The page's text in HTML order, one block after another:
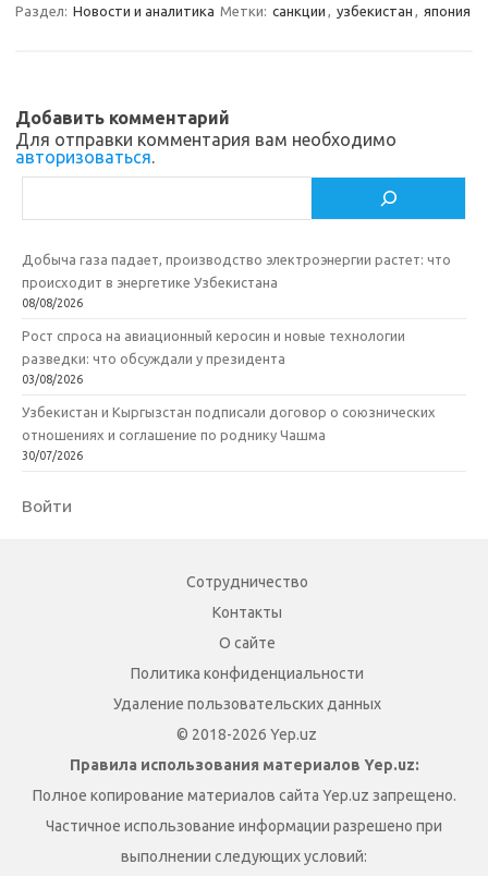
s
i
k
b
k
р
и
т
Раздел: Новости и аналитика Метки: санкции , узбекистан , япония
Добавить комментарий
Для отправки комментария вам необходимо
авторизоваться.
Добыча газа падает, производство электроэнергии растет: что
происходит в энергетике Узбекистана
08/08/2026
Рост спроса на авиационный керосин и новые технологии
разведки: что обсуждали у президента
03/08/2026
Узбекистан и Кыргызстан подписали договор о союзнических
отношениях и соглашение по роднику Чашма
30/07/2026
Войти
Сотрудничество
Контакты
О сайте
Политика конфиденциальности
Удаление пользовательских данных
© 2018-2026 Yep.uz
Правила использования материалов Yep.uz:
Полное копирование материалов сайта Yep.uz запрещено.
Частичное использование информации разрешено при
выполнении следующих условий: